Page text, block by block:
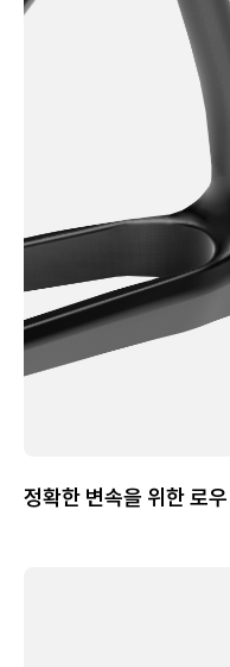
정확한 변속을 위한 로